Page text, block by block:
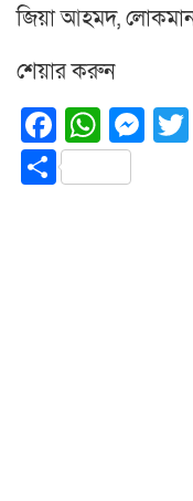
জিয়া আহমদ, লোকমান
শেয়ার করুন
Share